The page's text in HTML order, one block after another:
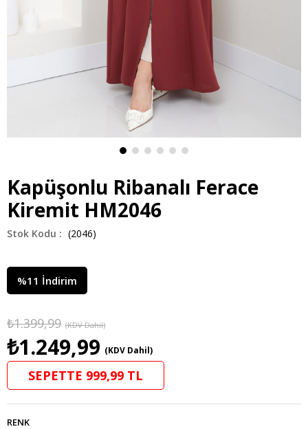
Kapüşonlu Ribanalı Ferace
Kiremit HM2046
(2046)
%11 İndirim
₺1.399,99 (KDV Dahil)
₺1.249,99 (KDV Dahil)
SEPETTE 999,99 TL
RENK